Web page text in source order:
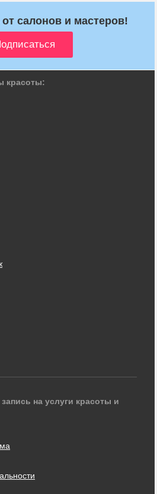
салонов и мастеров!
красоты:
на услуги красоты и